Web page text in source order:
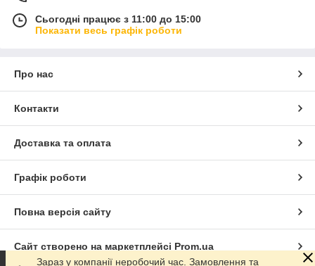
Сьогодні працює з 11:00 до 15:00
Показати весь графік роботи
Про нас
Контакти
Доставка та оплата
Графік роботи
Повна версія сайту
Сайт створено на маркетплейсі Prom.ua
Зараз у компанії неробочий час. Замовлення та